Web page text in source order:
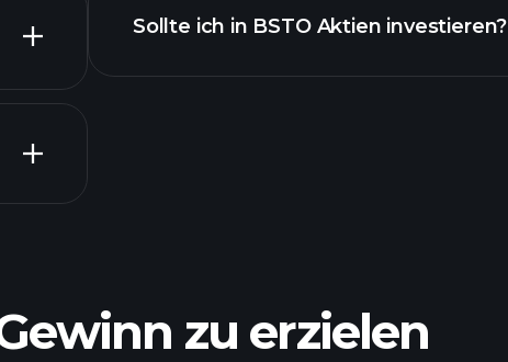
Sollte ich in BSTO Aktien investieren?
zu erzielen